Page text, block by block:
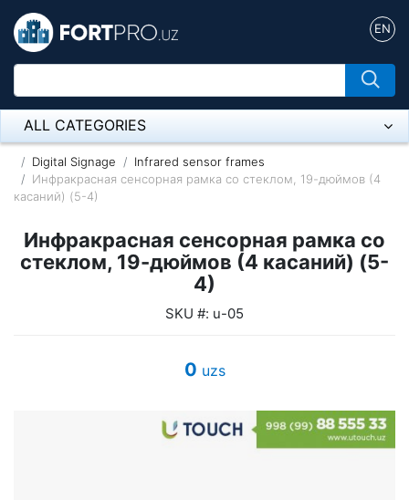
EN
ALL CATEGORIES
Микрофон
Напольные розетки
Оборудование Mikrotik
Пылесос
Digital Signage
Infrared sensor frames
Инфракрасная сенсорная рамка со стеклом, 19-дюймов (4
касаний) (5-4)
Инфракрасная сенсорная рамка со
стеклом, 19-дюймов (4 касаний) (5-
4)
SKU #: u-05
0 uzs